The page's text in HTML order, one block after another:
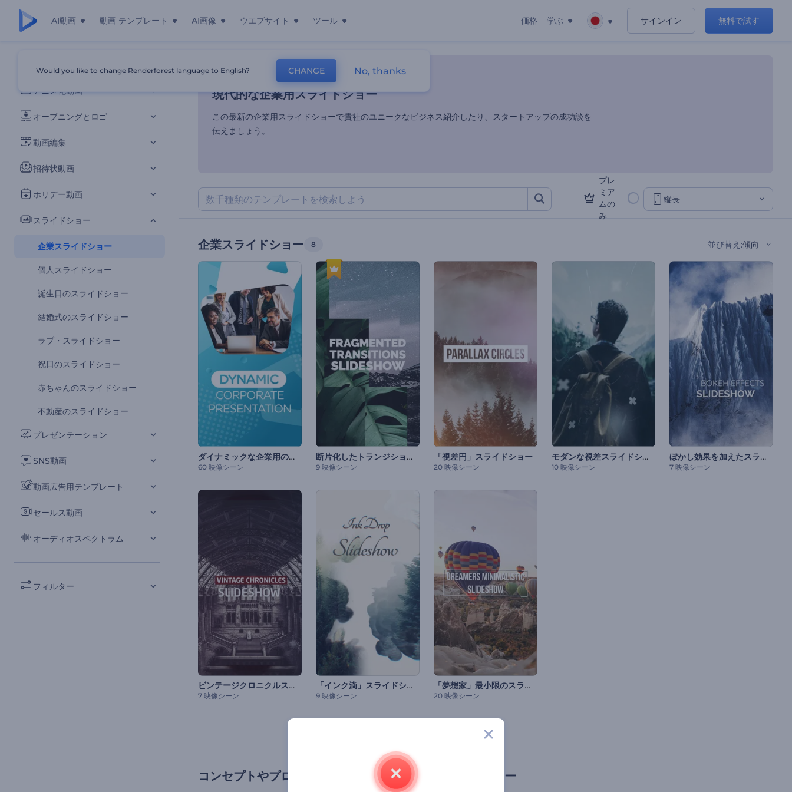
AI動画 動画 テンプレート AI画像 ウエブサイト ツール 価格 学ぶ サインイン 無料で試す
すべてのテンプレート
アニメ化動画
オープニングとロゴ
動画編集
招待状動画
ホリデー動画
スライドショー
企業スライドショー
個人スライドショー
誕生日のスライドショー
結婚式のスライドショー
ラブ・スライドショー
祝日のスライドショー
赤ちゃんのスライドショー
不動産のスライドショー
プレゼンテーション
SNS動画
動画広告用テンプレート
セールス動画
オーディオスペクトラム
フィルター
現代的な企業用スライドショー
ホーム テンプレート スライドショー 企業スライドショー
現代的な企業用スライドショー
この最新の企業用スライドショーで貴社のユニークなビジネス紹介したり、スタートアップの成功談を
伝えましょう。
プレ
ミア
ムの
み
縦長
企業スライドショー 8 並び替え :傾向
ダイナミックな企業用のプレゼンテーション
60 映像シーン
断片化したトランジションスライドショー
9 映像シーン
「視差円」スライドショー
20 映像シーン
モダンな視差スライドショー
10 映像シーン
ぼかし効果を加えたスライドショー
7 映像シーン
ビンテージクロニクルスライドショー
7 映像シーン
「インク滴」スライドショー
9 映像シーン
「夢想家」最小限のスライドショー
20 映像シーン
コンセプトやプロセスを説明する、企業向けスライドショー
Would you like to change Renderforest language to English? CHANGE No, thanks